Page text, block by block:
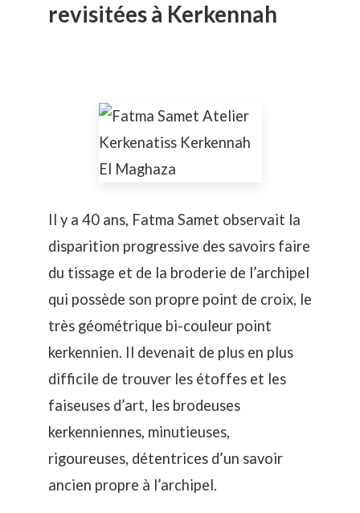
revisitées à Kerkennah
Il y a 40 ans, Fatma Samet observait la
disparition progressive des savoirs faire
du tissage et de la broderie de l’archipel
qui possède son propre point de croix, le
très géométrique bi-couleur point
kerkennien. Il devenait de plus en plus
difficile de trouver les étoffes et les
faiseuses d’art, les brodeuses
kerkenniennes, minutieuses,
rigoureuses, détentrices d’un savoir
ancien propre à l’archipel.